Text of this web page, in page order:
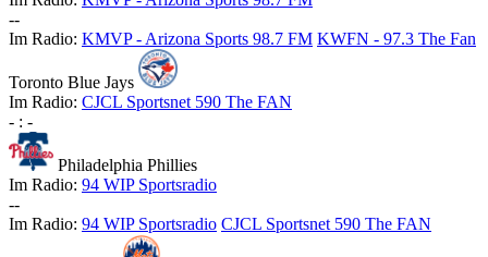
--
Im Radio: KMVP - Arizona Sports 98.7 FM KWFN - 97.3 The Fan
Toronto Blue Jays
Im Radio: CJCL Sportsnet 590 The FAN
- : -
Philadelphia Phillies
Im Radio: 94 WIP Sportsradio
--
Im Radio: 94 WIP Sportsradio CJCL Sportsnet 590 The FAN